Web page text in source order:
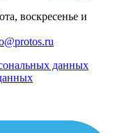
воскресенье и
данных